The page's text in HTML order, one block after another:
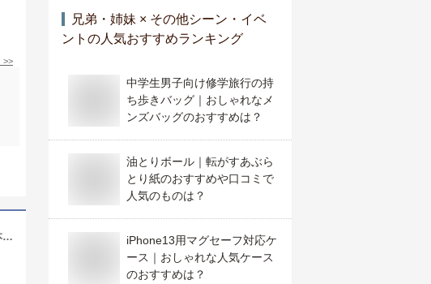
>>
[リーガル] レディース モカシン F22J レザー カジュアルシューズ パンプス ローファー ローヒール 本革 通勤 ビジネス フラットシューズ ライトグレー型押（LYKK） 23.0cm
兄弟・姉妹 × その他シーン・イベ
ント の人気おすすめランキング
中学生男子向け修学旅行の持
ち歩きバッグ｜おしゃれなメ
ンズバッグのおすすめは？
油とりボール｜転がすあぶら
とり紙のおすすめや口コミで
人気のものは？
iPhone13用マグセーフ対応ケ
ース｜おしゃれな人気ケース
のおすすめは？